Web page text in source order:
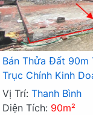
Bán Thửa Đất 90m
Trục Chính Kinh
Vị Trí: Thanh Bình
Diện Tích: 90m²